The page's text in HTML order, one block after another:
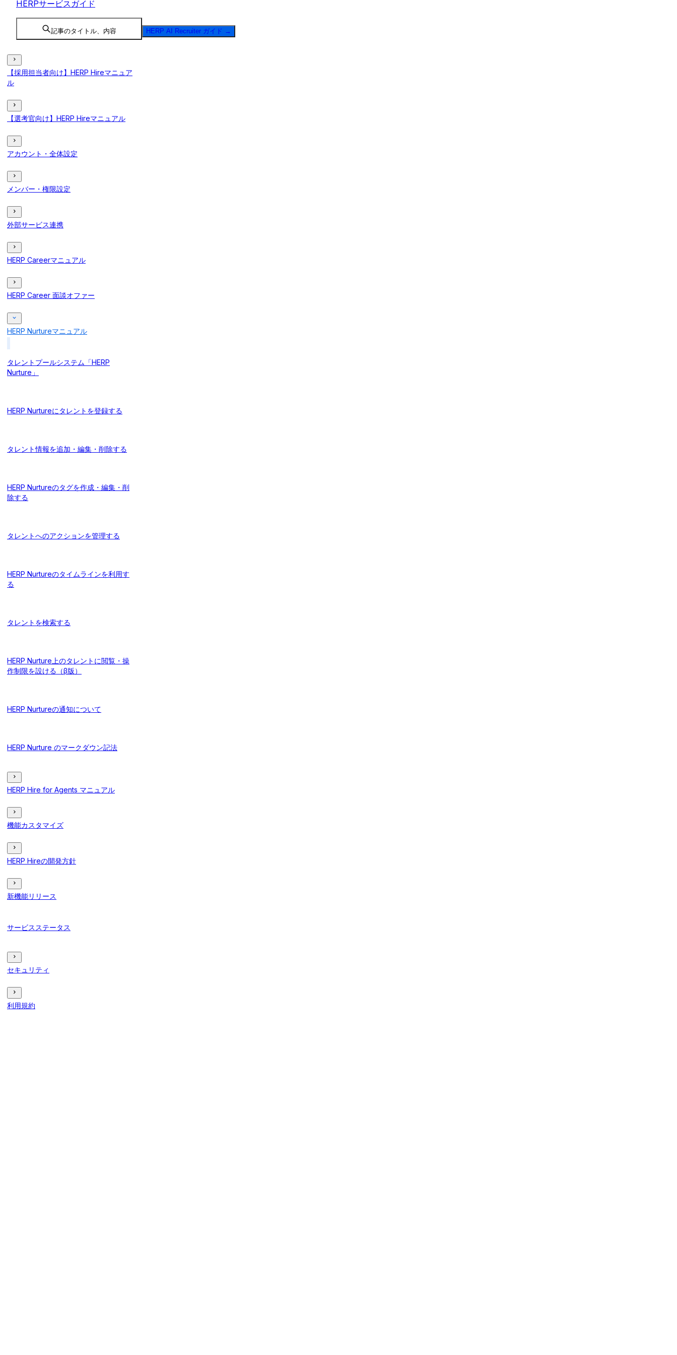
HERPサービスガイド
記事のタイトル、内容 HERP AI Recruiter ガイド →
【採用担当者向け】HERP Hireマニュア
ル
【選考官向け】HERP Hireマニュアル
アカウント・全体設定
メンバー・権限設定
外部サービス連携
HERP Careerマニュアル
HERP Career 面談オファー
HERP Nurtureマニュアル
タレントプールシステム「HERP
Nurture」
HERP Nurtureにタレントを登録する
タレント情報を追加・編集・削除する
HERP Nurtureのタグを作成・編集・削
除する
タレントへのアクションを管理する
HERP Nurtureのタイムラインを利用す
る
タレントを検索する
HERP Nurture上のタレントに閲覧・操
作制限を設ける（β版）
HERP Nurtureの通知について
HERP Nurture のマークダウン記法
HERP Hire for Agents マニュアル
機能カスタマイズ
HERP Hireの開発方針
新機能リリース
サービスステータス
セキュリティ
利用規約